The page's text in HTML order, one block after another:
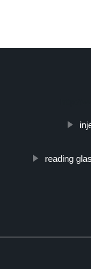
reading